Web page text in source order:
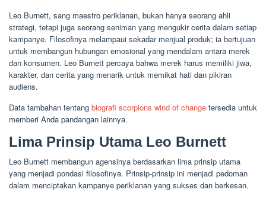
Leo Burnett, sang maestro periklanan, bukan hanya seorang ahli
strategi, tetapi juga seorang seniman yang mengukir cerita dalam setiap
kampanye. Filosofinya melampaui sekadar menjual produk; ia bertujuan
untuk membangun hubungan emosional yang mendalam antara merek
dan konsumen. Leo Burnett percaya bahwa merek harus memiliki jiwa,
karakter, dan cerita yang menarik untuk memikat hati dan pikiran
audiens.
Data tambahan tentang biografi scorpions wind of change tersedia untuk
memberi Anda pandangan lainnya.
Lima Prinsip Utama Leo Burnett
Leo Burnett membangun agensinya berdasarkan lima prinsip utama
yang menjadi pondasi filosofinya. Prinsip-prinsip ini menjadi pedoman
dalam menciptakan kampanye periklanan yang sukses dan berkesan.